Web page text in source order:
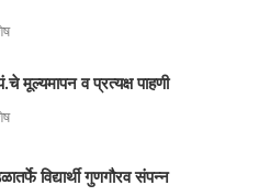
मूल्यमापन व प्रत्यक्ष पाहणी
विद्यार्थी गुणगौरव संपन्न